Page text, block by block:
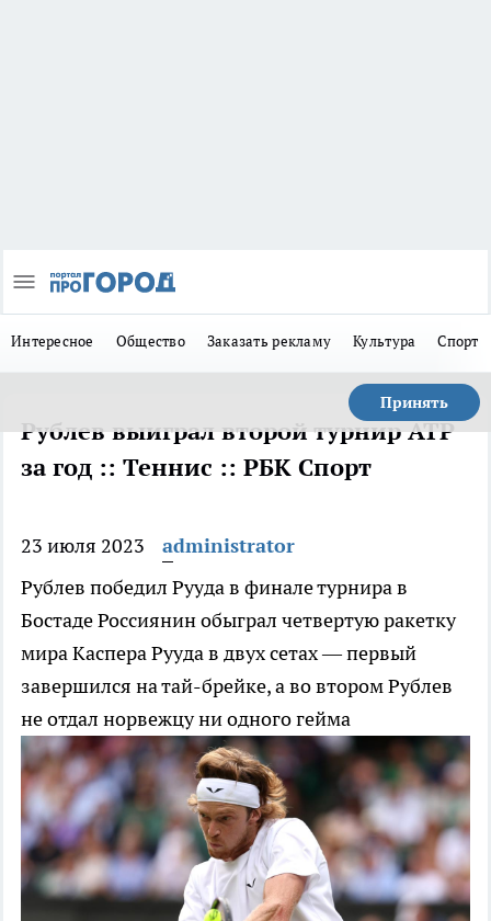
Интересное Общество Заказать рекламу Культура Спорт
Принять
Рублев выиграл второй турнир ATP
за год :: Теннис :: РБК Спорт
23 июля 2023
administrator
Рублев победил Рууда в финале турнира в
БостадеРоссиянин обыграл четвертую ракетку
мира Каспера Рууда в двух сетах — первый
завершился на тай-брейке, а во втором Рублев
не отдал норвежцу ни одного гейма